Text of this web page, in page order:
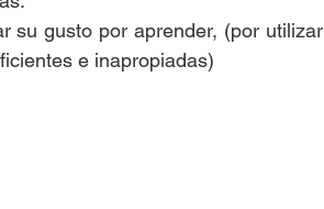
su gusto por aprender, (por utilizar
e inapropiadas)